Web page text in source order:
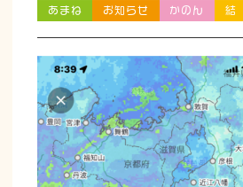
あまね お知らせ かのん 結